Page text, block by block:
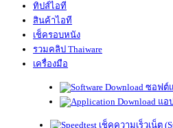
ทิปส์ไอที
สินค้าไอที
เช็ครอบหนัง
รวมคลิป Thaiware
เครื่องมือ
ซอฟต์
แอ
เช็คความเร็วเน็ต